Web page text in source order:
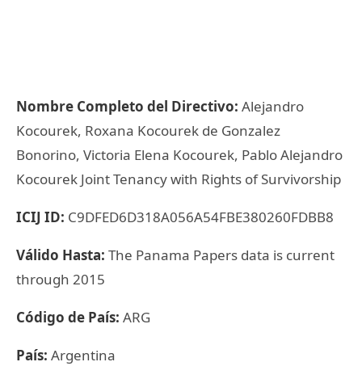
Nombre Completo del Directivo: Alejandro
Kocourek, Roxana Kocourek de Gonzalez
Bonorino, Victoria Elena Kocourek, Pablo Alejandro
Kocourek Joint Tenancy with Rights of Survivorship
ICIJ ID: C9DFED6D318A056A54FBE380260FDBB8
Válido Hasta: The Panama Papers data is current
through 2015
Código de País: ARG
País: Argentina